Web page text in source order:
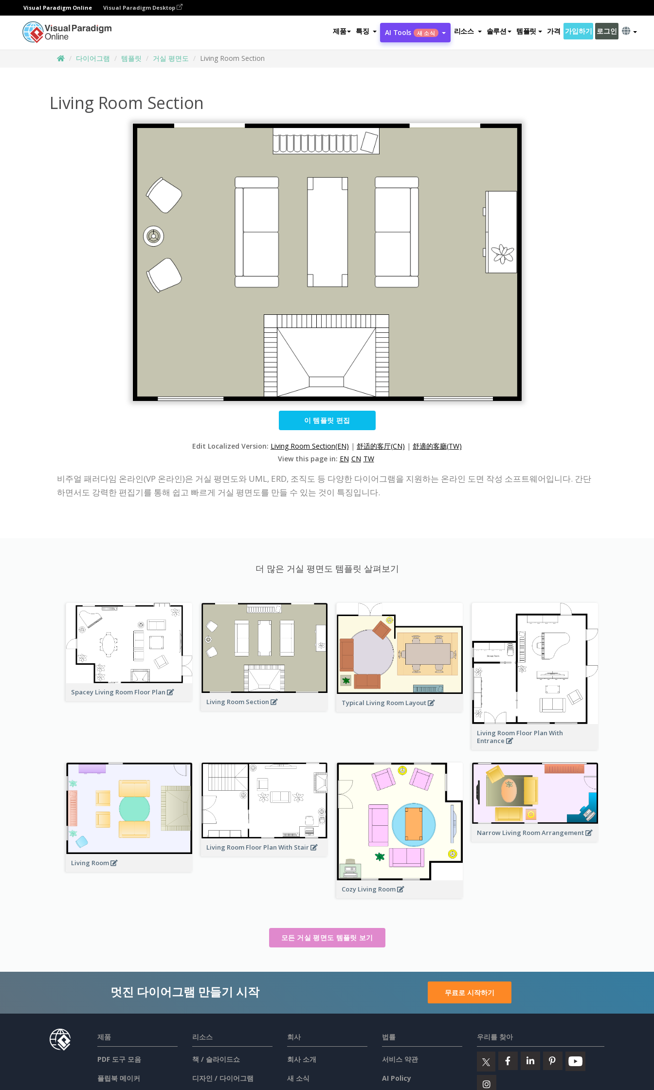
Visual Paradigm Online Visual Paradigm Desktop
제품 특징 AI Tools 새 소식 리소스 솔루션 템플릿 가격 가입하기 로그인
다이어그램 템플릿 거실 평면도 Living Room Section
Living Room Section
이 템플릿 편집
Edit Localized Version: Living Room Section(EN) | 舒适的客厅(CN) | 舒適的客廳(TW)
View this page in: EN CN TW
비주얼 패러다임 온라인(VP 온라인)은 거실 평면도와 UML, ERD, 조직도 등 다양한 다이어그램을 지원하는 온라인 도면 작성 소프트웨어입니다. 간단
하면서도 강력한 편집기를 통해 쉽고 빠르게 거실 평면도를 만들 수 있는 것이 특징입니다.
더 많은 거실 평면도 템플릿 살펴보기
Spacey Living Room Floor Plan
Living Room Section
Typical Living Room Layout
Living Room Floor Plan With
Entrance
Living Room
Living Room Floor Plan With Stair
Cozy Living Room
Narrow Living Room Arrangement
모든 거실 평면도 템플릿 보기
멋진 다이어그램 만들기 시작 무료로 시작하기
제품
PDF 도구 모음
플립북 메이커
리소스
책 / 슬라이드쇼
디자인 / 다이어그램
회사
회사 소개
새 소식
법률
서비스 약관
AI Policy
우리를 찾아